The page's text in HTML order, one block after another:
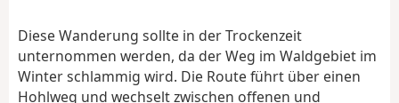
t
Diese Wanderung sollte in der Trockenzeit
unternommen werden, da der Weg im Waldgebiet im
Winter schlammig wird. Die Route führt über einen
Hohlweg und wechselt zwischen offenen und